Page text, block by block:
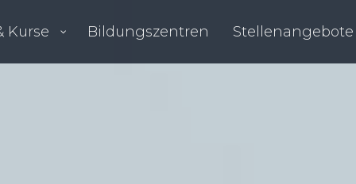
Kurse Bil­dungs­zen­tren Stel­len­an­ge­bo­te